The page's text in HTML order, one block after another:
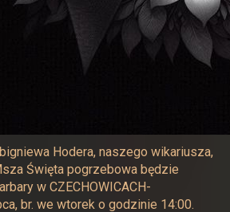
Hodera, naszego wikariusza,
Święta pogrzebowa będzie
w CZECHOWICACH-
br. we wtorek o godzinie 14:00.